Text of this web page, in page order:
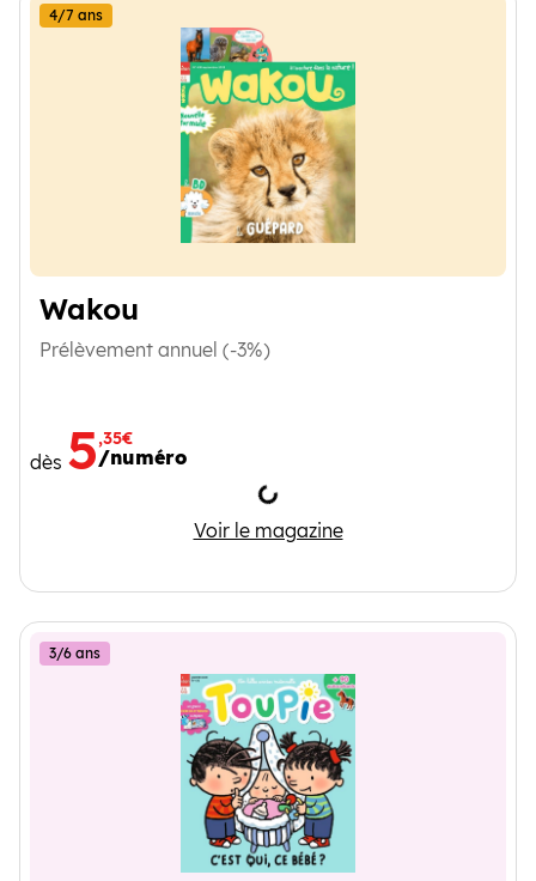
Wakou
4/7 ans
Prélèvement annuel (-3%)
dès 5,35€
/numéro
Chargement
Voir le magazine
Wakou
3/6 ans